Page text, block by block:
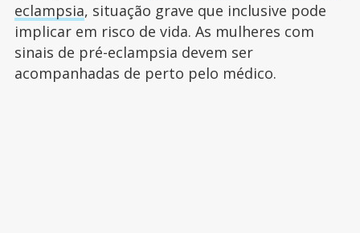
eclampsia, situação grave que inclusive pode
implicar em risco de vida. As mulheres com
sinais de pré-eclampsia devem ser
acompanhadas de perto pelo médico.